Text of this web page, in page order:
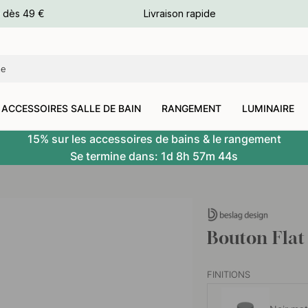
dès 49 € Livraison rapide
ACCESSOIRES SALLE DE BAIN RANGEMENT LUMINAIRE
15% sur les accessoires de bains & le rangement
Se termine dans: 1d 8h 57m 44s
Bouton
FINITIONS